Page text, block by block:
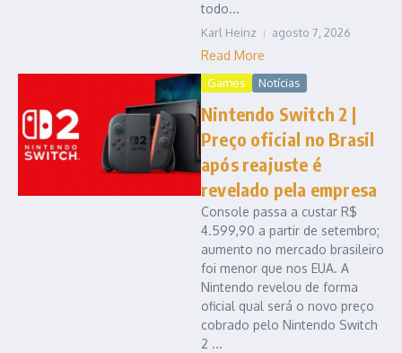
todo...
Karl Heinz agosto 7, 2026
Read More
Games Notícias
Nintendo Switch 2 |
Preço oficial no Brasil
após reajuste é
revelado pela empresa
Console passa a custar R$
4.599,90 a partir de setembro;
aumento no mercado brasileiro
foi menor que nos EUA. A
Nintendo revelou de forma
oficial qual será o novo preço
cobrado pelo Nintendo Switch
2 ...